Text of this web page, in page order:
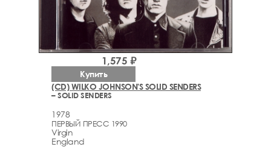
(CD) WILKO JOHNSON'S SOLID SENDERS
– SOLID SENDERS
1978
ПЕРВЫЙ ПРЕСС 1990
Virgin
England
1,575 ₽
Купить